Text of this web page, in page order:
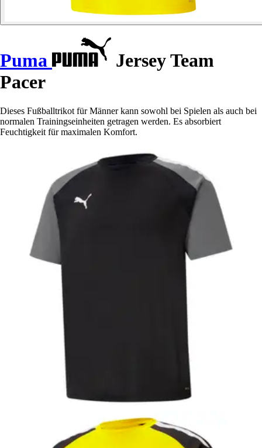
Puma
Jersey Team
Pacer
Dieses Fußballtrikot für Männer kann sowohl bei Spielen als auch bei
normalen Trainingseinheiten getragen werden. Es absorbiert
Feuchtigkeit für maximalen Komfort.